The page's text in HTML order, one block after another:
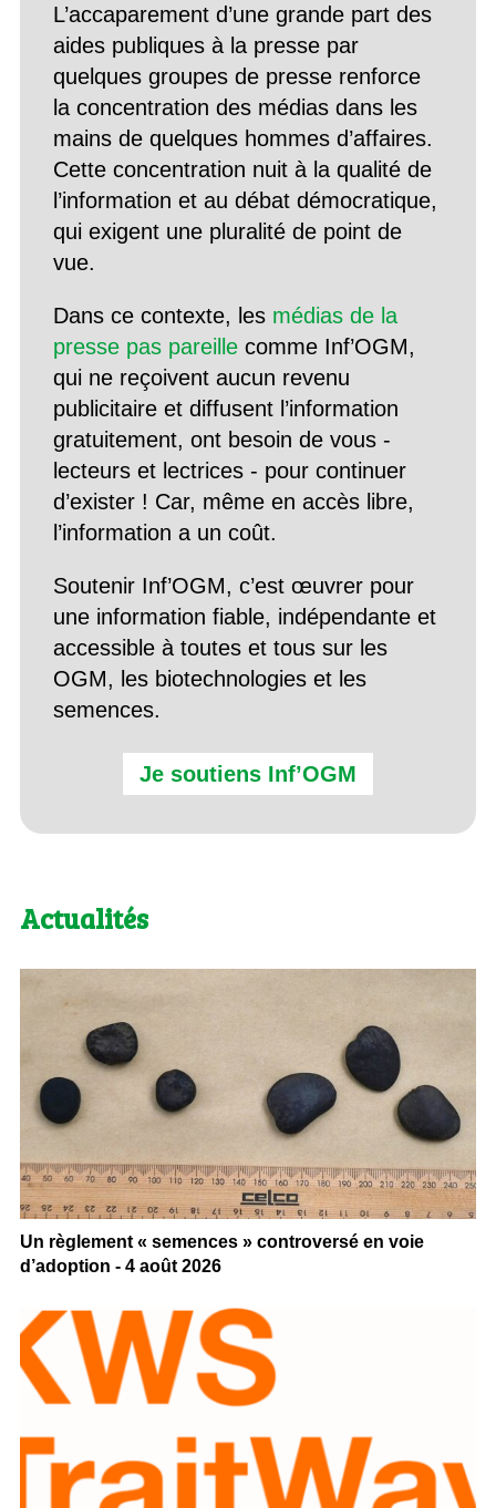
L’accaparement d’une grande part des
aides publiques à la presse par
quelques groupes de presse renforce
la concentration des médias dans les
mains de quelques hommes d’affaires.
Cette concentration nuit à la qualité de
l’information et au débat démocratique,
qui exigent une pluralité de point de
vue.
Dans ce contexte, les médias de la
presse pas pareillecomme Inf’OGM,
qui ne reçoivent aucun revenu
publicitaire et diffusent l’information
gratuitement, ont besoin de vous -
lecteurs et lectrices - pour continuer
d’exister ! Car, même en accès libre,
l’information a un coût.
Soutenir Inf’OGM, c’est œuvrer pour
une information fiable, indépendante et
accessible à toutes et tous sur les
OGM, les biotechnologies et les
semences.
Je soutiens Inf’OGM
Actualités
Un règlement « semences » controversé en voie
d’adoption - 4 août 2026